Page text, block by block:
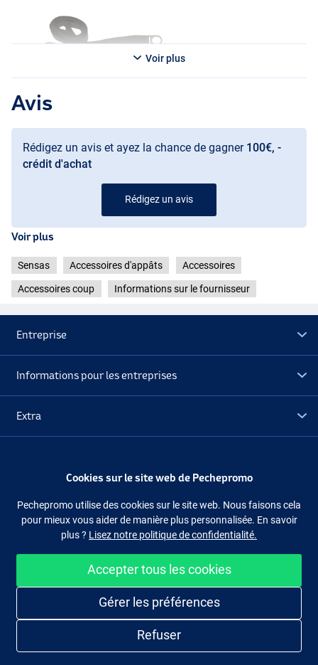
Voir plus
Avis
Rédigez un avis et ayez la chance de gagner 100€, -
crédit d'achat
Rédigez un avis
Voir plus
Sensas Accessoires d'appâts Accessoires
Accessoires coup Informations sur le fournisseur
Entreprise
Informations pour les entreprises
Extra
Suivez-nous Facebook Instagram
Cookies sur le site web de Pechepromo
Pechepromo utilise des cookies sur le site web. Nous faisons cela
pour mieux vous aider de manière plus personnalisée. En savoir
plus ? Lisez notre politique de confidentialité.
Accepter tous les cookies
Gérer les préférences
Refuser